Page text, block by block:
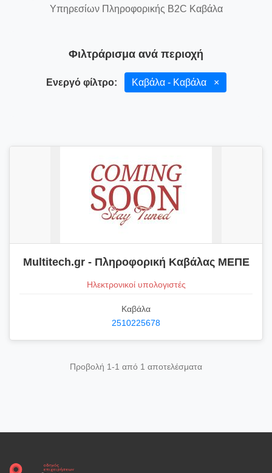
Υπηρεσίων Πληροφορικής B2C Καβάλα
Φιλτράρισμα ανά περιοχή
Ενεργό φίλτρο: Καβάλα - Καβάλα ×
Multitech.gr - Πληροφορική Καβάλας ΜΕΠΕ
Ηλεκτρονικοί υπολογιστές
Καβάλα
2510225678
Προβολή 1-1 από 1 αποτελέσματα